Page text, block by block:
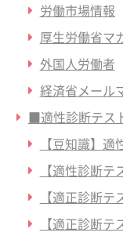
労働市場情報
厚生労働省マ
外国人労働者
経済省メール
■適性診断テス
【豆知識】
【適性診断
【適正診断テ
【適正診断